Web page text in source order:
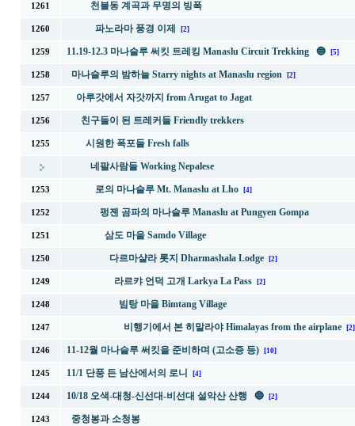
1261 천불동 계곡과 무명의 빙폭
1260 파노라마 풍경 이제 [2]
1259 11.19-12.3 마나슬루 써킷 트레킹 Manaslu Circuit Trekking 🔵 [5]
1258 마나슬루의 밤하늘 Starry nights at Manaslu region [2]
1257 아루갓에서 자갓까지 from Arugat to Jagat
1256 친구들이 된 트레커들 Friendly trekkers
1255 시원한 폭포들 Fresh falls
네팔사람들 Working Nepalese
1253 로의 마나슬루 Mt. Manaslu at Lho [4]
1252 펑젠 곰파의 마나슬루 Manaslu at Pungyen Gompa
1251 삼도 마을 Samdo Village
1250 다르마샬라 롯지 Dharmashala Lodge [2]
1249 라르캬 언덕 고개 Larkya La Pass [2]
1248 빔탕 마을 Bimtang Village
1247 비행기에서 본 히말라야 Himalayas from the airplane [2]
1246 11-12월 마나슬루 써킷을 준비하며 (고소증 등) [10]
1245 11/1 단풍 든 남산에서의 로니 [4]
1244 10/18 오색-대청-신선대-비선대 설악산 산행 🔵 [2]
1243 중청봉과 소청봉